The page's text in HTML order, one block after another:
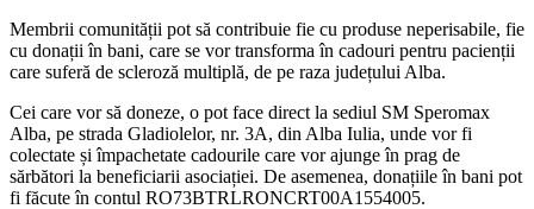
Membrii comunității pot să contribuie fie cu produse neperisabile, fie
cu donații în bani, care se vor transforma în cadouri pentru pacienții
care suferă de scleroză multiplă, de pe raza județului Alba.
Cei care vor să doneze, o pot face direct la sediul SM Speromax
Alba, pe strada Gladiolelor, nr. 3A, din Alba Iulia, unde vor fi
colectate și împachetate cadourile care vor ajunge în prag de
sărbători la beneficiarii asociației. De asemenea, donațiile în bani pot
fi făcute în contul RO73BTRLRONCRT00A1554005.